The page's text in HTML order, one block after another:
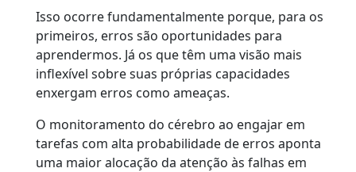
Isso ocorre fundamentalmente porque, para os
primeiros, erros são oportunidades para
aprendermos. Já os que têm uma visão mais
inflexível sobre suas próprias capacidades
enxergam erros como ameaças.
O monitoramento do cérebro ao engajar em
tarefas com alta probabilidade de erros aponta
uma maior alocação da atenção às falhas em